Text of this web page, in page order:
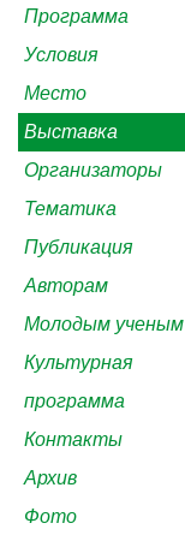
Программа
Условия
Место
Выставка
Организаторы
Тематика
Публикация
Авторам
Молодым ученым
Культурная
программа
Контакты
Архив
Фото